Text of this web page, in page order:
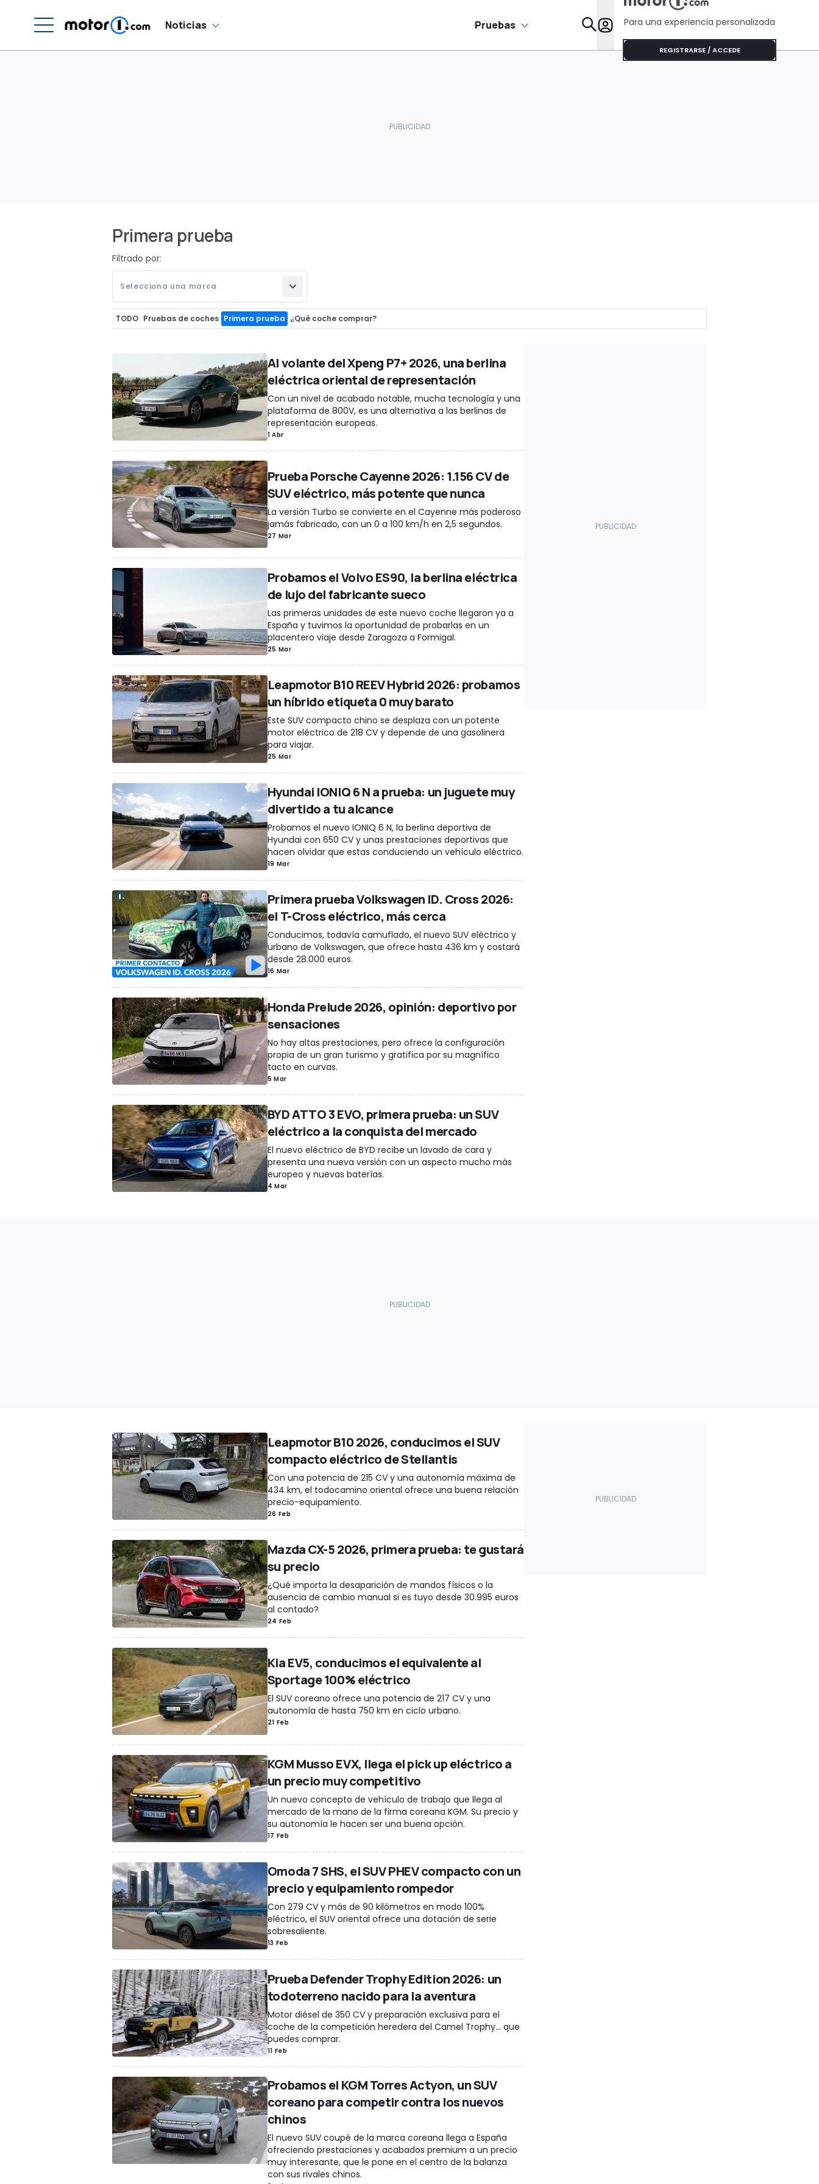
Noticias Pruebas Para una experiencia personalizada
REGISTRARSE / ACCEDE
Primera prueba
Filtrado por:
Selecciona una marca
TODO Pruebas de coches Primera prueba ¿Qué coche comprar?
Al volante del Xpeng P7+ 2026, una berlina
eléctrica oriental de representación
Con un nivel de acabado notable, mucha tecnología y una
plataforma de 800V, es una alternativa a las berlinas de
representación europeas.
1 Abr
Prueba Porsche Cayenne 2026: 1.156 CV de
SUV eléctrico, más potente que nunca
La versión Turbo se convierte en el Cayenne más poderoso
jamás fabricado, con un 0 a 100 km/h en 2,5 segundos.
27 Mar
Probamos el Volvo ES90, la berlina eléctrica
de lujo del fabricante sueco
Las primeras unidades de este nuevo coche llegaron ya a
España y tuvimos la oportunidad de probarlas en un
placentero viaje desde Zaragoza a Formigal.
25 Mar
Leapmotor B10 REEV Hybrid 2026: probamos
un híbrido etiqueta 0 muy barato
Este SUV compacto chino se desplaza con un potente
motor eléctrico de 218 CV y depende de una gasolinera
para viajar.
25 Mar
Hyundai IONIQ 6 N a prueba: un juguete muy
divertido a tu alcance
Probamos el nuevo IONIQ 6 N, la berlina deportiva de
Hyundai con 650 CV y unas prestaciones deportivas que
hacen olvidar que estas conduciendo un vehículo eléctrico.
19 Mar
Primera prueba Volkswagen ID. Cross 2026:
el T-Cross eléctrico, más cerca
Conducimos, todavía camuflado, el nuevo SUV eléctrico y
urbano de Volkswagen, que ofrece hasta 436 km y costará
desde 28.000 euros.
16 Mar
Honda Prelude 2026, opinión: deportivo por
sensaciones
No hay altas prestaciones, pero ofrece la configuración
propia de un gran turismo y gratifica por su magnífico
tacto en curvas.
5 Mar
BYD ATTO 3 EVO, primera prueba: un SUV
eléctrico a la conquista del mercado
El nuevo eléctrico de BYD recibe un lavado de cara y
presenta una nueva versión con un aspecto mucho más
europeo y nuevas baterías.
4 Mar
Leapmotor B10 2026, conducimos el SUV
compacto eléctrico de Stellantis
Con una potencia de 215 CV y una autonomía máxima de
434 km, el todocamino oriental ofrece una buena relación
precio-equipamiento.
26 Feb
Mazda CX-5 2026, primera prueba: te gustará
su precio
¿Qué importa la desaparición de mandos físicos o la
ausencia de cambio manual si es tuyo desde 30.995 euros
al contado?
24 Feb
Kia EV5, conducimos el equivalente al
Sportage 100% eléctrico
El SUV coreano ofrece una potencia de 217 CV y una
autonomía de hasta 750 km en ciclo urbano.
21 Feb
KGM Musso EVX, llega el pick up eléctrico a
un precio muy competitivo
Un nuevo concepto de vehículo de trabajo que llega al
mercado de la mano de la firma coreana KGM. Su precio y
su autonomía le hacen ser una buena opción.
17 Feb
Omoda 7 SHS, el SUV PHEV compacto con un
precio y equipamiento rompedor
Con 279 CV y más de 90 kilómetros en modo 100%
eléctrico, el SUV oriental ofrece una dotación de serie
sobresaliente.
13 Feb
Prueba Defender Trophy Edition 2026: un
todoterreno nacido para la aventura
Motor diésel de 350 CV y preparación exclusiva para el
coche de la competición heredera del Camel Trophy... que
puedes comprar.
11 Feb
Probamos el KGM Torres Actyon, un SUV
coreano para competir contra los nuevos
chinos
El nuevo SUV coupé de la marca coreana llega a España
ofreciendo prestaciones y acabados premium a un precio
muy interesante, que le pone en el centro de la balanza
con sus rivales chinos.